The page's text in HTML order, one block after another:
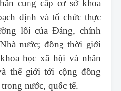
cung cấp cơ sở khoa
định và tổ chức thực
lối của Đảng, chính
nước; đồng thời giới
học xã hội và nhân
thế giới tới cộng đồng
nước, quốc tế.